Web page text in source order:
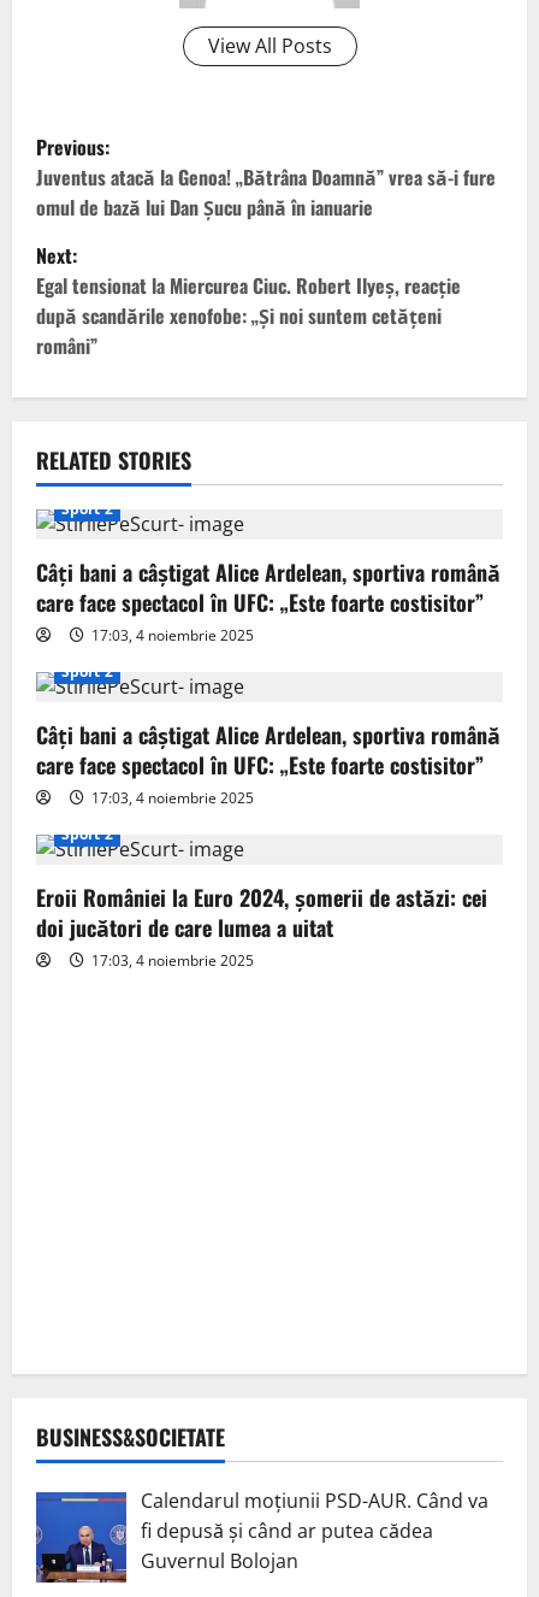
View All Posts
P
o
s
t
n
a
v
i
g
a
t
i
o
n
Previous:
Juventus atacă la Genoa! „Bătrâna Doamnă” vrea să-i fure
omul de bază lui Dan Șucu până în ianuarie
Next:
Egal tensionat la Miercurea Ciuc. Robert Ilyeș, reacție
după scandările xenofobe: „Și noi suntem cetățeni
români”
RELATED STORIES
Sport 2
Câți bani a câștigat Alice Ardelean, sportiva română
care face spectacol în UFC: „Este foarte costisitor”
17:03, 4 noiembrie 2025
Sport 2
Câți bani a câștigat Alice Ardelean, sportiva română
care face spectacol în UFC: „Este foarte costisitor”
17:03, 4 noiembrie 2025
Sport 2
Eroii României la Euro 2024, șomerii de astăzi: cei
doi jucători de care lumea a uitat
17:03, 4 noiembrie 2025
BUSINESS&SOCIETATE
Calendarul moțiunii PSD-AUR. Când va
fi depusă și când ar putea cădea
Guvernul Bolojan